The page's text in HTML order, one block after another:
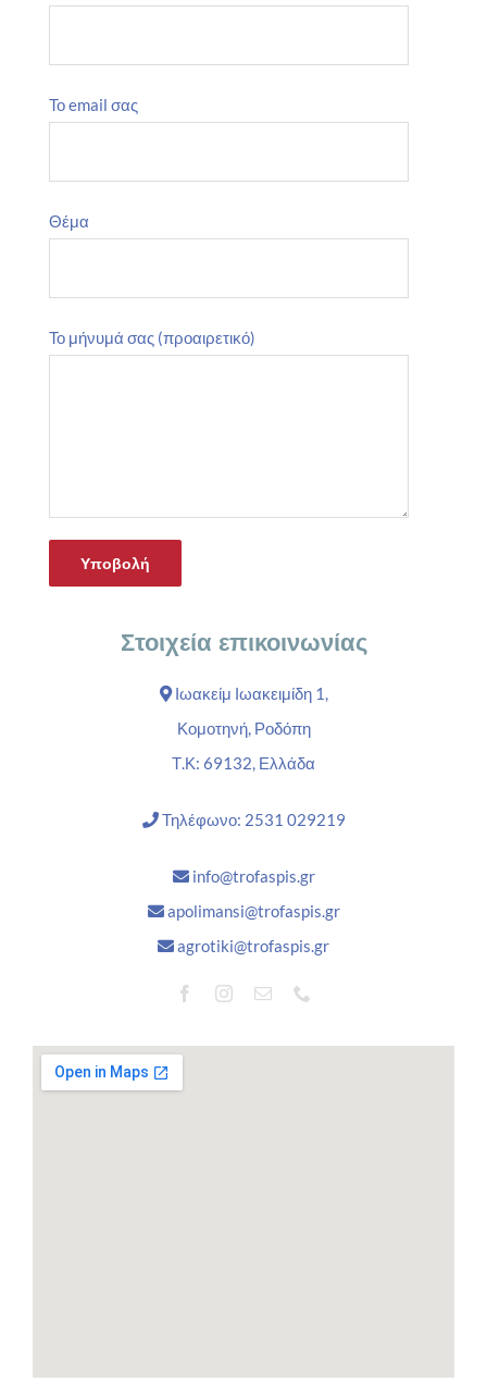
Το email σας
Θέμα
Το μήνυμά σας (προαιρετικό)
Στοιχεία επικοινωνίας
Ιωακείμ Ιωακειμίδη 1,
Κομοτηνή, Ροδόπη
Τ.Κ: 69132, Ελλάδα
Τηλέφωνο: 2531 029219
info@trofaspis.gr
apolimansi@trofaspis.gr
agrotiki@trofaspis.gr